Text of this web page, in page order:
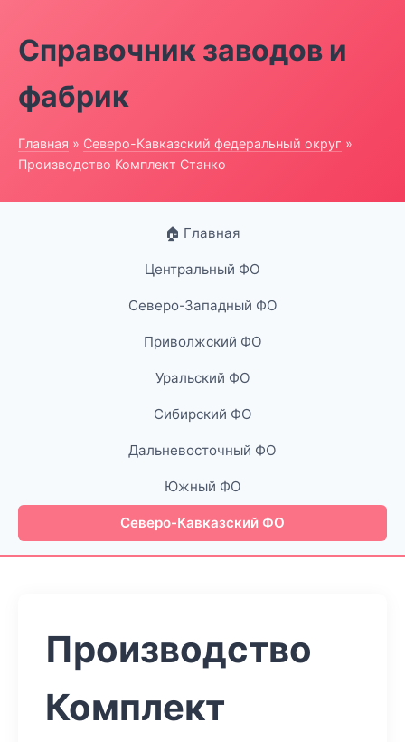
Справочник заводов и
фабрик
Главная » Северо-Кавказский федеральный округ »
Производство Комплект Станко
🏠 Главная
Центральный ФО
Северо-Западный ФО
Приволжский ФО
Уральский ФО
Сибирский ФО
Дальневосточный ФО
Южный ФО
Северо-Кавказский ФО
Производство
Комплект